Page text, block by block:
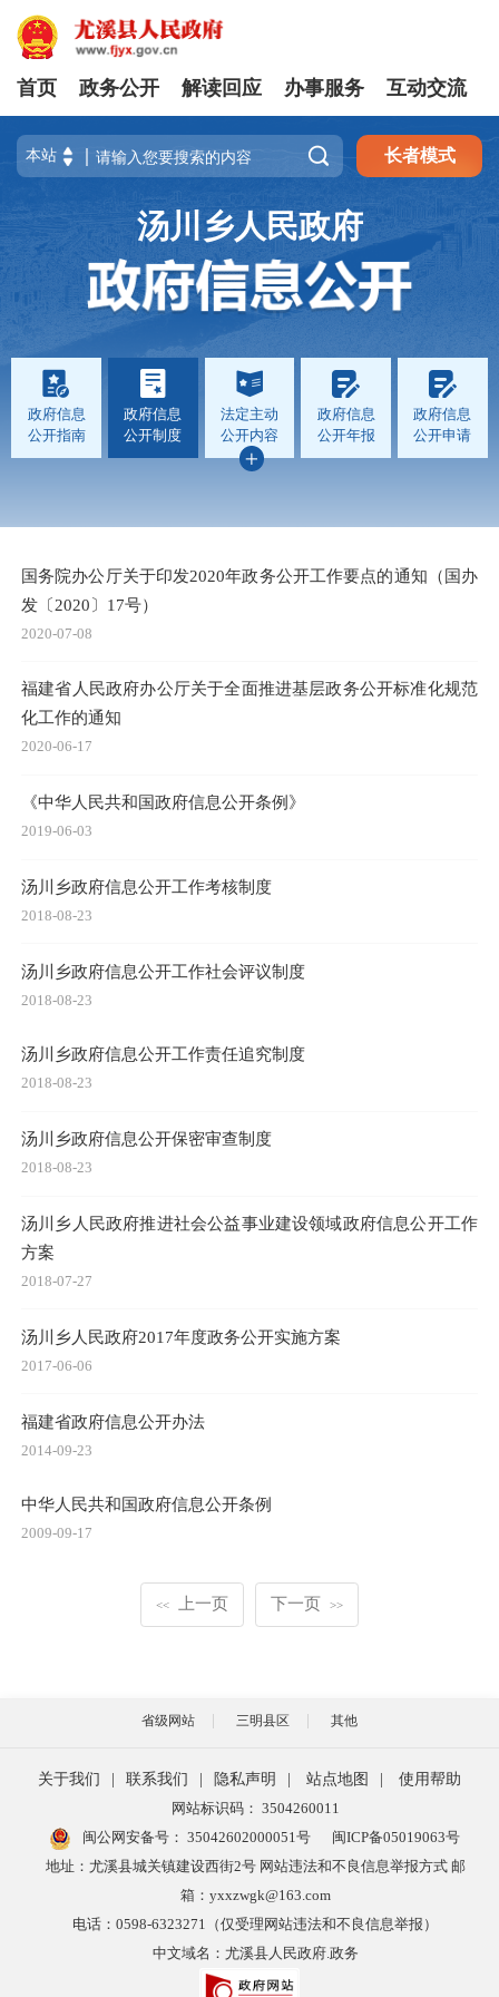
首页 政务公开 解读回应 办事服务 互动交流
 长者模式
汤川乡人民政府
政府信息
公开指南
政府信息
公开制度
法定主动
公开内容
政府信息
公开年报
政府信息
公开申请
国务院办公厅关于印发2020年政务公开工作要点的通知（国办
发〔2020〕17号）
2020-07-08
福建省人民政府办公厅关于全面推进基层政务公开标准化规范
化工作的通知
2020-06-17
《中华人民共和国政府信息公开条例》
2019-06-03
汤川乡政府信息公开工作考核制度
2018-08-23
汤川乡政府信息公开工作社会评议制度
2018-08-23
汤川乡政府信息公开工作责任追究制度
2018-08-23
汤川乡政府信息公开保密审查制度
2018-08-23
汤川乡人民政府推进社会公益事业建设领域政府信息公开工作
方案
2018-07-27
汤川乡人民政府2017年度政务公开实施方案
2017-06-06
福建省政府信息公开办法
2014-09-23
中华人民共和国政府信息公开条例
2009-09-17
<< 上一页 下一页 >>
省级网站 三明县区 其他
关于我们 联系我们 隐私声明 站点地图
使用帮助
网站标识码： 3504260011
闽公网安备号： 35042602000051号
闽ICP备05019063号
地址：尤溪县城关镇建设西街2号 网站违法和不良信息举报方式 邮
箱：yxxzwgk@163.com
电话：0598-6323271（仅受理网站违法和不良信息举报）
中文域名：尤溪县人民政府.政务